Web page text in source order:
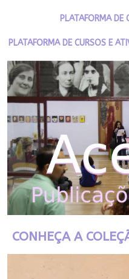
PLATAFORMA DE
PLATAFORMA DE CURSOS E
CONHEÇA A